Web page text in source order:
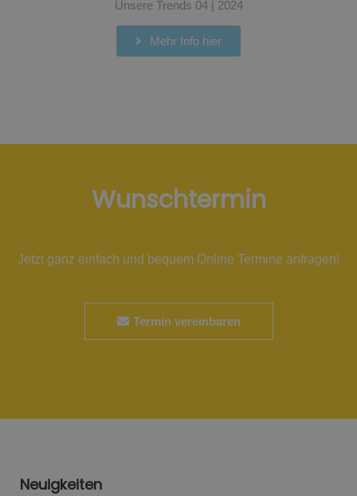
Unsere Trends 04 | 2024
Mehr Info hier
Wunschtermin
Jetzt ganz einfach und bequem Online Termine anfragen!
Termin vereinbaren
Neuigkeiten